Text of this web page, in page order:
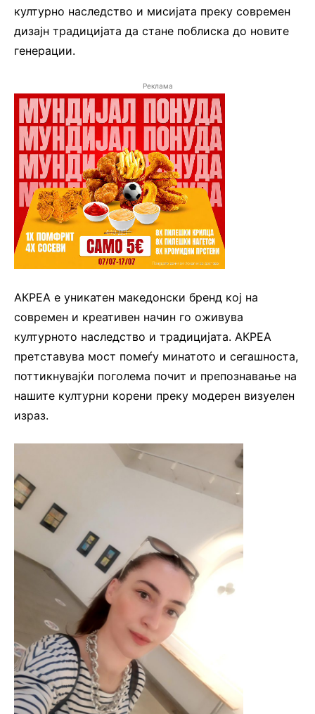
културно наследство и мисијата преку современ
дизајн традицијата да стане поблиска до новите
генерации.
Реклама
AКРЕА е уникатен македонски бренд кој на
современ и креативен начин го оживува
културното наследство и традицијата. АКРЕА
претставува мост помеѓу минатото и сегашноста,
поттикнувајќи поголема почит и препознавање на
нашите културни корени преку модерен визуелен
израз.